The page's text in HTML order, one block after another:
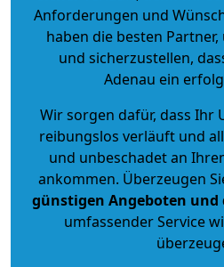
Anforderungen und
haben die besten
und sicherzustellen,
Adenau ein
Wir sorgen dafür, dass Ihr
reibungslos verläuft und
und unbeschadet an
ankommen. Überzeugen
günstigen Angeboten
umfassender Service